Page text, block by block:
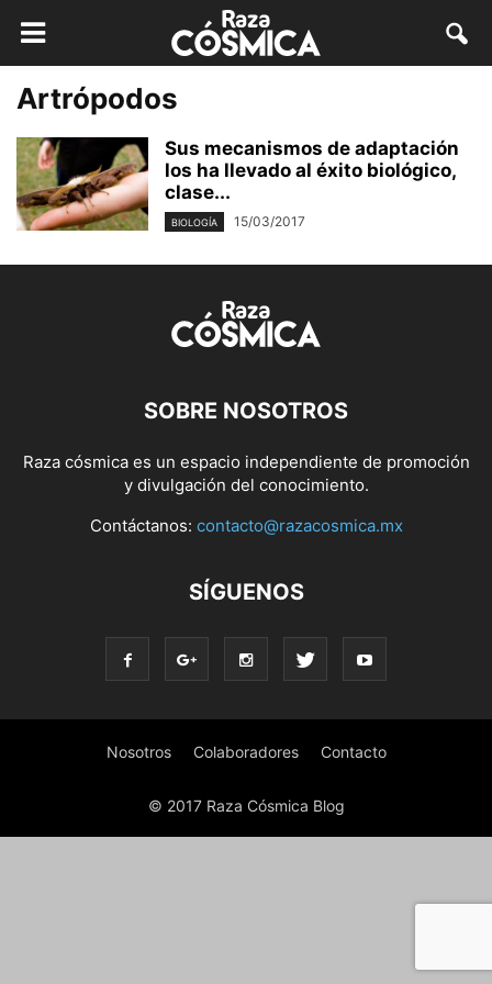
Artrópodos
Sus mecanismos de adaptación
los ha llevado al éxito biológico,
clase...
BIOLOGÍA 15/03/2017
SOBRE NOSOTROS
Raza cósmica es un espacio independiente de promoción
y divulgación del conocimiento.
Contáctanos: contacto@razacosmica.mx
SÍGUENOS
Nosotros Colaboradores Contacto
© 2017 Raza Cósmica Blog